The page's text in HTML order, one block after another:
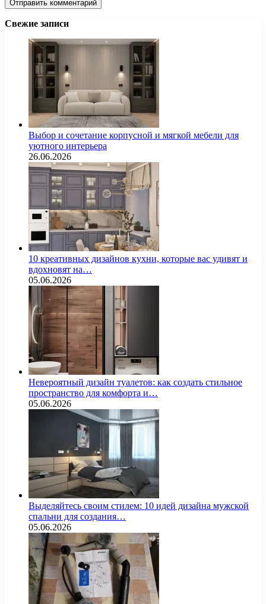
Свежие записи
Выбор и сочетание корпусной и мягкой мебели для
уютного интерьера
26.06.2026
10 креативных дизайнов кухни, которые вас удивят и
вдохновят на…
05.06.2026
Невероятный дизайн туалетов: как создать стильное
пространство для комфорта и…
05.06.2026
Выделяйтесь своим стилем: 10 идей дизайна мужской
спальни для создания…
05.06.2026